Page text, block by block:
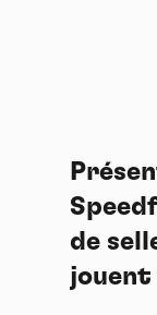
de
jouent